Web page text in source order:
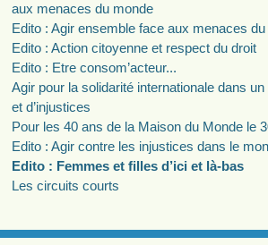
aux menaces du monde
Edito : Agir ensemble face aux menaces
Edito : Action citoyenne et respect du droit
Edito : Etre consom’acteur...
Agir pour la solidarité internationale dans
et d’injustices
Pour les 40 ans de la Maison du Monde le
Edito : Agir contre les injustices dans le
Edito : Femmes et filles d’ici et là-bas
Les circuits courts